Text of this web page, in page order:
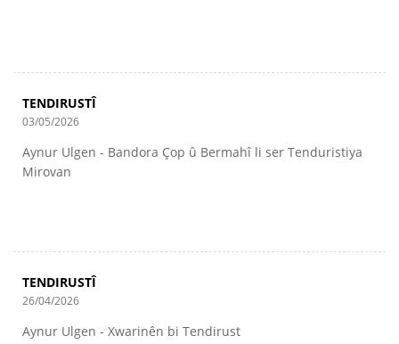
TENDIRUSTÎ
03/05/2026
Aynur Ulgen - Bandora Çop û Bermahî li ser Tenduristiya
Mirovan
TENDIRUSTÎ
26/04/2026
Aynur Ulgen - Xwarinên bi Tendirust